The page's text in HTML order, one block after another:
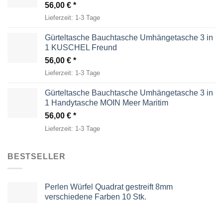
56,00 €
Lieferzeit: 1-3 Tage
Gürteltasche Bauchtasche Umhängetasche 3 in
1 KUSCHEL Freund
56,00 €
Lieferzeit: 1-3 Tage
Gürteltasche Bauchtasche Umhängetasche 3 in
1 Handytasche MOIN Meer Maritim
56,00 €
Lieferzeit: 1-3 Tage
BESTSELLER
Perlen Würfel Quadrat gestreift 8mm
verschiedene Farben 10 Stk.